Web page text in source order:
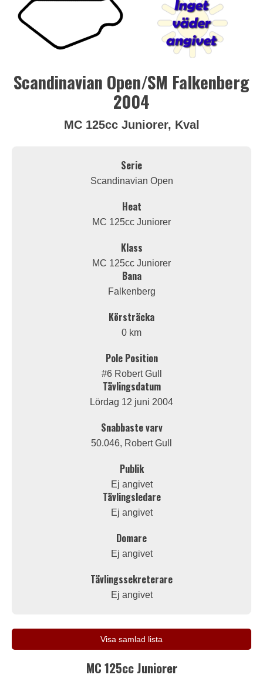
Scandinavian Open/SM Falkenberg
2004
MC 125cc Juniorer, Kval
Serie
Scandinavian Open
Heat
MC 125cc Juniorer
Klass
MC 125cc Juniorer
Bana
Falkenberg
Körsträcka
0 km
Pole Position
#6 Robert Gull
Tävlingsdatum
Lördag 12 juni 2004
Snabbaste varv
50.046, Robert Gull
Publik
Ej angivet
Tävlingsledare
Ej angivet
Domare
Ej angivet
Tävlingssekreterare
Ej angivet
Visa samlad lista
MC 125cc Juniorer